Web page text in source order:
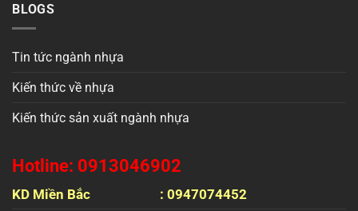
BLOGS
Tin tức ngành nhựa
Kiến thức về nhựa
Kiến thức sản xuất ngành nhựa
Hotline: 0913046902
KD Miền Bắc
: 0947074452